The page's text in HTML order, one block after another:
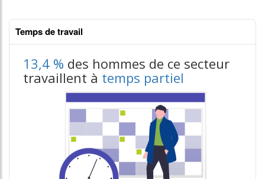
Temps de travail
13,4 % des hommes de ce secteur
travaillent à temps partiel